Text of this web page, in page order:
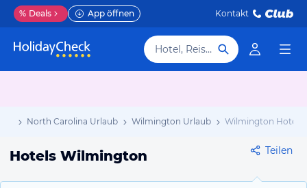
% Deals App öffnen Kontakt
Hotel, Reiseziel
North Carolina Urlaub Wilmington Urlaub Wilmington Hotels
Hotels Wilmington Teilen